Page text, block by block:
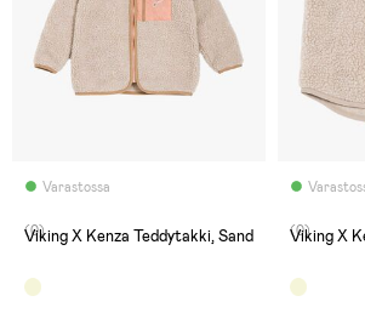
Varastossa
(0)
Viking X Kenza Teddytakki, Sand (0)
Viking X